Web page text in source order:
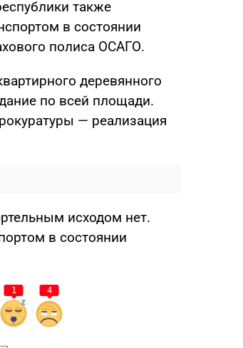
также
в состоянии
полиса ОСАГО.
деревянного
по всей площади.
— реализация
исходом нет.
в состоянии
1 4